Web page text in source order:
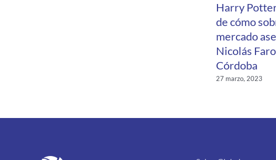
Harry
de cómo
mercado
Nicolás
Córdoba
27 marzo, 2023